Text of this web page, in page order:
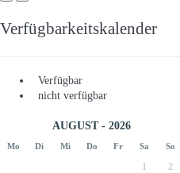
Verfügbarkeitskalender
Verfügbar
nicht verfügbar
AUGUST - 2026
Mo Di Mi Do Fr Sa So
1 2